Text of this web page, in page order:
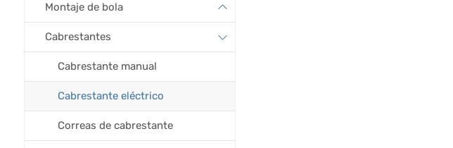
Montaje de bola
Cabrestantes
Cabrestante manual
Cabrestante eléctrico
Correas de cabrestante